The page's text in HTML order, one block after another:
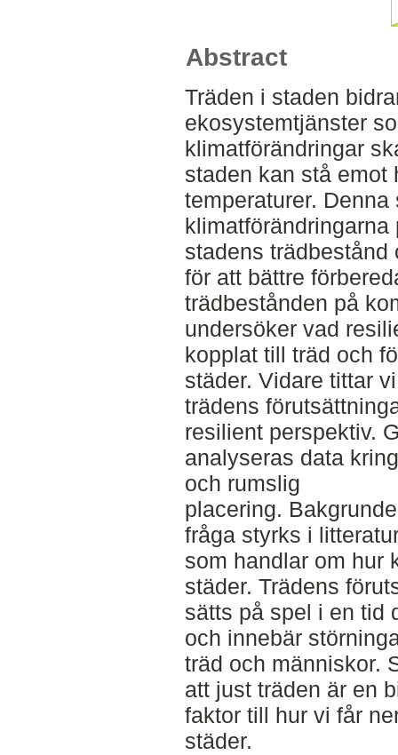
Abstract
Träden i staden
ekosystemtjänster
klimatförändringar
staden kan stå emot
temperaturer.
klimatförändringarna
stadens
för att bättre
trädbestånden på
undersöker vad
kopplat till träd och
städer. Vidare tittar
trädens
resilient perspektiv.
analyseras data
och rumslig
placering.
fråga styrks i
som handlar om hur
städer. Trädens
sätts på spel i en tid
och innebär
träd och människor.
att just träden är en
faktor till hur vi får
städer.